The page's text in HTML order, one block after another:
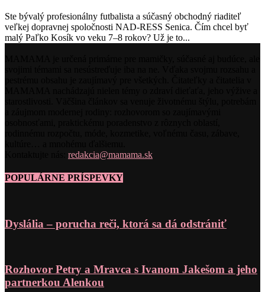
Ste bývalý profesionálny futbalista a súčasný obchodný riaditeľ
veľkej dopravnej spoločnosti NAD-RESS Senica. Čím chcel byť
malý Paľko Kosík vo veku 7–8 rokov? Už je to...
redakcia@mamama.sk
POPULÁRNE PRÍSPEVKY
Dyslália – porucha reči, ktorá sa dá odstrániť
Rozhovor Petry a Mravca s Ivanom Jakešom a jeho
partnerkou Alenkou